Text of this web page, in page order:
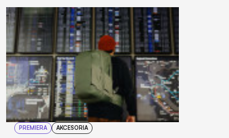
PREMIERA AKCESORIA